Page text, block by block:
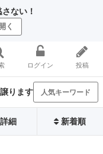
ない！
く
ログイン 投稿
ります 人気キーワード
詳細 新着順